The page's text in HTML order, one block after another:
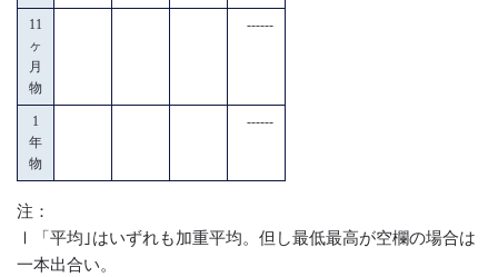
11
ヶ
月
物
------
1
年
物
------
注：
Ⅰ「平均｣はいずれも加重平均。但し最低最高が空欄の場合は
一本出合い。